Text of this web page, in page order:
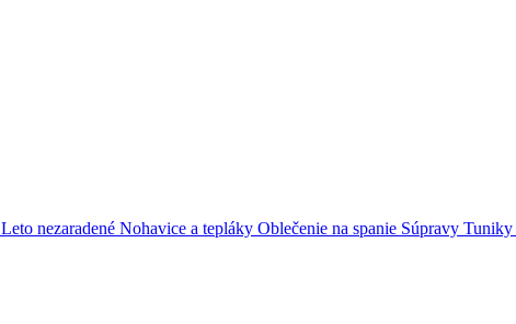
Leto nezaradené Nohavice a tepláky Oblečenie na spanie Súpravy Tuniky